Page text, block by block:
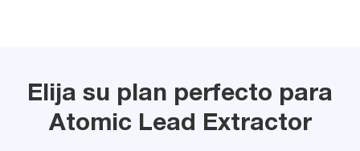
Elija su plan perfecto para
Atomic Lead Extractor